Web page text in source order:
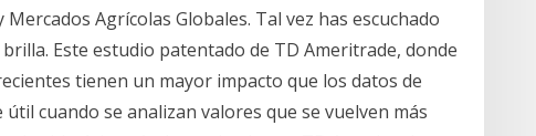
Agrícolas Globales. Tal vez has escuchado
Este estudio patentado de TD Ameritrade, donde
tienen un mayor impacto que los datos de
cuando se analizan valores que se vuelven más